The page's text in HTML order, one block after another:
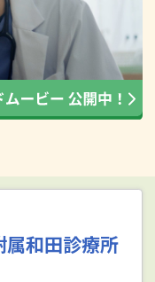
属和田診療所